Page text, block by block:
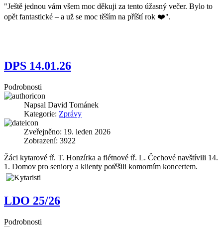
"Ještě jednou vám všem moc děkuji za tento úžasný večer. Bylo to
opět fantastické – a už se moc těším na příští rok ❤️".
DPS 14.01.26
Podrobnosti
Napsal David Tománek
Kategorie: Zprávy
Zveřejněno: 19. leden 2026
Zobrazení: 3922
Žáci kytarové tř. T. Honzírka a flétnové tř. L. Čechové navštívili 14.
1. Domov pro seniory a klienty potěšili komorním koncertem.
LDO 25/26
Podrobnosti